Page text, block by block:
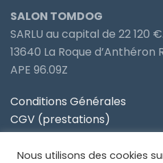
SALON TOMDOG
SARLU au capital de 22 120
13640 La Roque d’Anthéron
APE 96.09Z
Conditions Générales
CGV (prestations)
Politique de confidentialité
Nous utilisons des cookies